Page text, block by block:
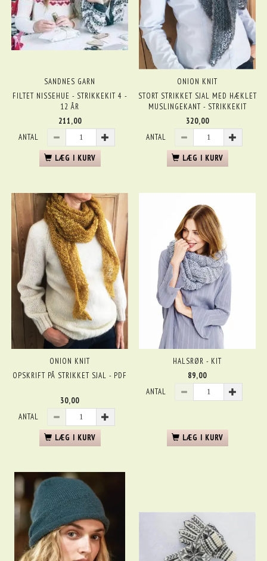
SANDNES GARN
FILTET NISSEHUE - STRIKKEKIT 4 -
12 ÅR
211,00
ANTAL
LÆG I KURV
ONION KNIT
STORT STRIKKET SJAL MED HÆKLET
MUSLINGEKANT - STRIKKEKIT
320,00
ANTAL
LÆG I KURV
ONION KNIT
OPSKRIFT PÅ STRIKKET SJAL - PDF
30,00
ANTAL
LÆG I KURV
HALSRØR - KIT
89,00
ANTAL
LÆG I KURV